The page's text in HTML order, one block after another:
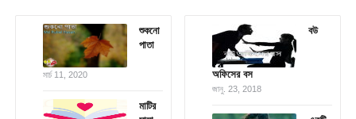
শুকনো
পাতা
মার্চ 11, 2020
মাটির
বউ
অফিসের বস
জানু. 23, 2018